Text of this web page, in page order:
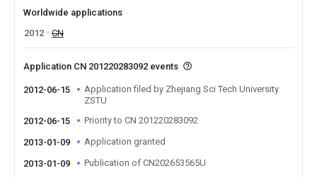
Worldwide applications
2012
CN
Application CN 201220283092 events
2012-06-15
Application filed by Zhejiang Sci Tech University
ZSTU
2012-06-15
Priority to CN 201220283092
2013-01-09 Application granted
2013-01-09 Publication of CN202653565U